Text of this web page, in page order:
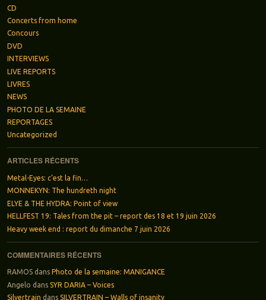
CD
Concerts from home
Concours
DVD
INTERVIEWS
LIVE REPORTS
LIVRES
NEWS
PHOTO DE LA SEMAINE
REPORTAGES
Uncategorized
ARTICLES RÉCENTS
Metal-Eyes: c’est la fin…
MONNEKYN: The hundreth night
ELYE & THE HYDRA: Point of view
HELLFEST 19: Tales from the pit – report des 18 et 19 juin 2026
Heavy week end : report du dimanche 7 juin 2026
COMMENTAIRES RÉCENTS
RAMOSdans Photo de la semaine: MANIGANCE
Angelo dans SYR DARIA – Voices
Silvertrain dans SILVERTRAIN – Walls of insanity